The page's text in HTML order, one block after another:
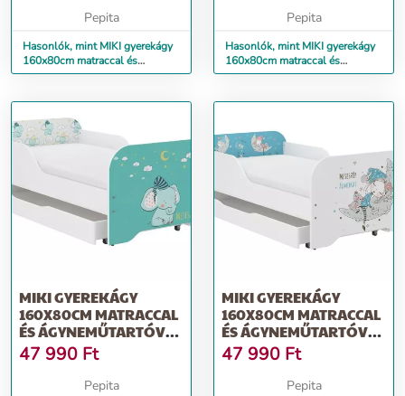
Pepita
Hasonlók, mint MIKI gyerekágy
160x80cm matraccal és
ágyneműtartóval - macsek
Pepita
Hasonlók, mint MIKI gyerekágy
160x80cm matraccal és
ágyneműtartóval - barátok
MIKI GYEREKÁGY
160X80CM MATRACCAL
ÉS ÁGYNEMŰTARTÓVAL
- ELEFÁNT
47 990 Ft
Pepita
MIKI GYEREKÁGY
160X80CM MATRACCAL
ÉS ÁGYNEMŰTARTÓVAL
- ÁLOMSZUSZÉK
47 990 Ft
Pepita